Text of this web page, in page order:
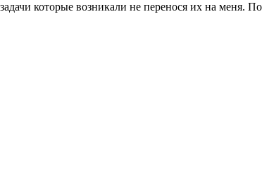
которые возникали не перенося их на меня.